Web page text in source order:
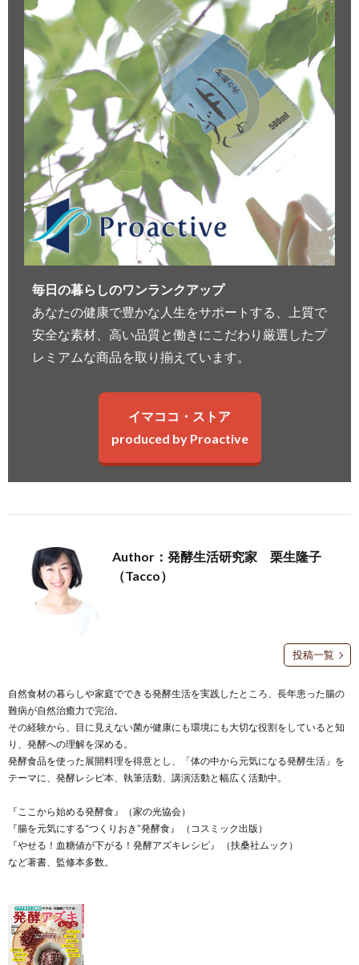
毎日の暮らしのワンランクアップ
あなたの健康で豊かな人生をサポートする、上質で
安全な素材、高い品質と働きにこだわり厳選したプ
レミアムな商品を取り揃えています。
イマココ・ストア
produced by Proactive
Author：発酵生活研究家 栗生隆子
（Tacco）
投稿一覧
自然食材の暮らしや家庭でできる発酵生活を実践したところ、長年患った腸の
難病が自然治癒力で完治。
その経験から、目に見えない菌が健康にも環境にも大切な役割をしていると知
り、発酵への理解を深める。
発酵食品を使った展開料理を得意とし、「体の中から元気になる発酵生活」を
テーマに、発酵レシピ本、執筆活動、講演活動と幅広く活動中。
『ここから始める発酵食』（家の光協会）
『腸を元気にする“つくりおき”発酵食』 （コスミック出版）
『やせる！血糖値が下がる！発酵アズキレシピ』 （扶桑社ムック）
など著書、監修本多数。